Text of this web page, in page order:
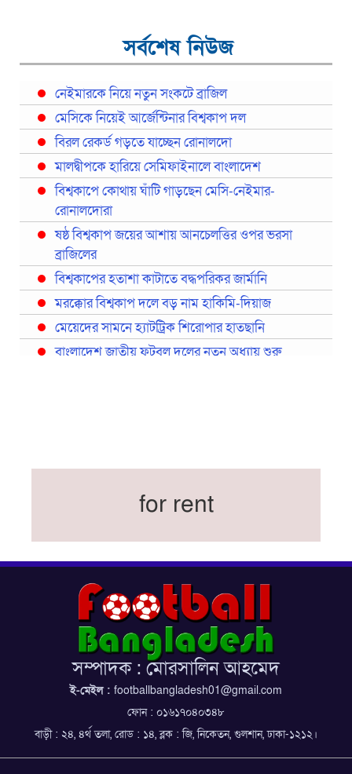
সর্বশেষ নিউজ
নেইমারকে নিয়ে নতুন সংকটে ব্রাজিল
মেসিকে নিয়েই আর্জেন্টিনার বিশ্বকাপ দল
বিরল রেকর্ড গড়তে যাচ্ছেন রোনালদো
মালদ্বীপকে হারিয়ে সেমিফাইনালে বাংলাদেশ
বিশ্বকাপে কোথায় ঘাঁটি গাড়ছেন মেসি-নেইমার-
রোনালদোরা
ষষ্ঠ বিশ্বকাপ জয়ের আশায় আনচেলত্তির ওপর ভরসা
ব্রাজিলের
বিশ্বকাপের হতাশা কাটাতে বদ্ধপরিকর জার্মানি
মরক্কোর বিশ্বকাপ দলে বড় নাম হাকিমি-দিয়াজ
মেয়েদের সামনে হ্যাটট্রিক শিরোপার হাতছানি
বাংলাদেশ জাতীয় ফুটবল দলের নতুন অধ্যায় শুরু
সরিয়ে নিয়েছে ইরান
বর্ষসেরা ক্রীড়াবিদ ও পপুলার চয়েজসহ ফুটবলার হামজা
ব্রাজিলের বিশ্বকাপ দলে নেইমার, জল্পনার অবসান
ইতিহাস গড়ার অপেক্ষায় রোনালদো!
ফেডারেশন কাপ: আজকের ফাইনাল বুধবার
কুল-বিএসপিএ অ্যাওয়ার্ডের সংক্ষিপ্ত তালিকায় হামজা-
ঋতুপর্ণা
বসুন্ধরা কিংসের ষষ্ঠ শিরোপা জয়
for rent
সম্পাদক : মোরসালিন আহমেদ
ই-মেইল : footballbangladesh01@gmail.com
ফোন : ০১৬১৭০৪০৩৪৮
বাড়ী : ২৪, ৪র্থ তলা, রোড : ১৪, ব্লক : জি, নিকেতন, গুলশান, ঢাকা-১২১২।